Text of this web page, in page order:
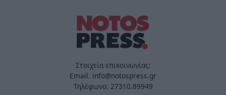
Στοιχεία επικοινωνίας:
Email. info@notospress.gr
Τηλέφωνο: 27310.89949